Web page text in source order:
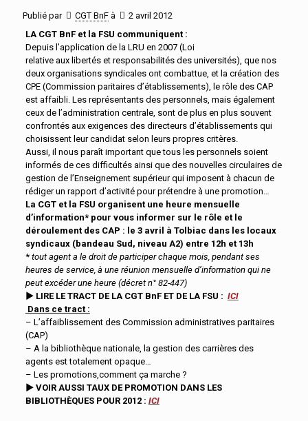
Publié par CGT BnF à
2 avril 2012
LA CGT BnF et la FSU communiquent :
Depuis l’application de la LRU en 2007 (Loi
relative aux libertés et responsabilités des universités), que nos
deux organisations syndicales ont combattue, et la création des
CPE (Commission paritaires d’établissements), le rôle des CAP
est affaibli. Les représentants des personnels, mais également
ceux de l’administration centrale, sont de plus en plus souvent
confrontés aux exigences des directeurs d’établissements qui
choisissent leur candidat selon leurs propres critères.
Aussi, il nous paraît important que tous les personnels soient
informés de ces difficultés ainsi que des nouvelles circulaires de
gestion de l’Enseignement supérieur qui imposent à chacun de
rédiger un rapport d’activité pour prétendre à une promotion…
La CGT et la FSU organisent une heure mensuelle
d’information* pour vous informer sur le rôle et le
déroulement des CAP : le 3 avril à Tolbiac dans les locaux
syndicaux (bandeau Sud, niveau A2) entre 12h et 13h
* tout agent a le droit de participer chaque mois, pendant ses
heures de service, à une réunion mensuelle d’information qui ne
peut excéder une heure (décret n° 82-447)
► LIRE LE TRACT DE LA CGT BnF ET DE LA FSU : ICI
Dans ce tract :
– L’affaiblissement des Commission administratives paritaires
(CAP)
– A la bibliothèque nationale, la gestion des carrières des
agents est totalement opaque…
– Les promotions,comment ça marche ?
► VOIR AUSSI TAUX DE PROMOTION DANS LES
BIBLIOTHÈQUES POUR 2012 : ICI